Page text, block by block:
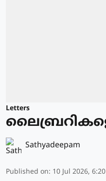
Letters
Sathyadeepam
Published on: 10 Jul 2026,